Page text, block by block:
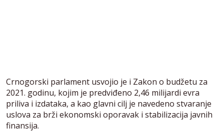
Crnogorski parlament usvojio je i Zakon o budžetu za
2021. godinu, kojim je predviđeno 2,46 milijardi evra
priliva i izdataka, a kao glavni cilj je navedeno stvaranje
uslova za brži ekonomski oporavak i stabilizacija javnih
finansija.